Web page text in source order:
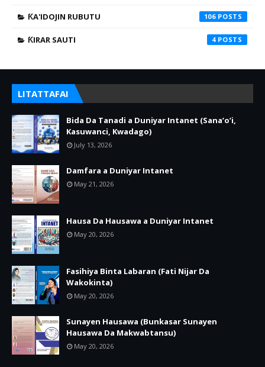
ƘA'IDOJIN RUBUTU 106
ƘIRAR SAUTI 4
LITATTAFAI
Bida Da Tanadi a Duniyar Intanet (Sana’o’i,
Kasuwanci, Kwadago)
July 13, 2026
Damfara a Duniyar Intanet
May 21, 2026
Hausa Da Hausawa a Duniyar Intanet
May 20, 2026
Fasihiya Binta Labaran (Fati Nijar Da
Wakokinta)
May 20, 2026
Sunayen Hausawa (Bunkasar Sunayen
Hausawa Da Makwabtansu)
May 20, 2026